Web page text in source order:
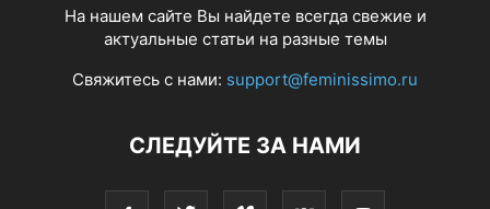
На нашем сайте Вы найдете всегда свежие и
актуальные статьи на разные темы
Свяжитесь с нами: support@feminissimo.ru
СЛЕДУЙТЕ ЗА НАМИ